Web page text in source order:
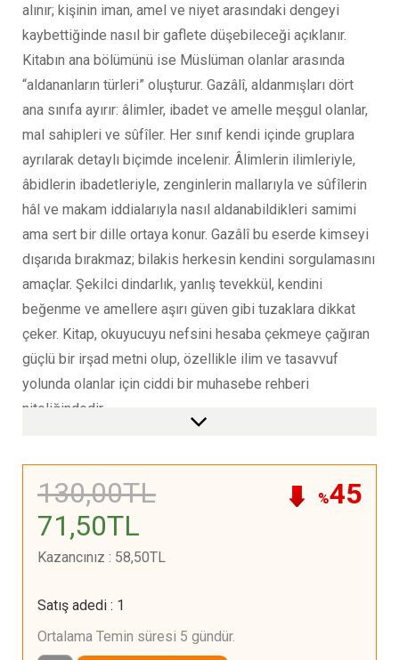
alınır; kişinin iman, amel ve niyet arasındaki dengeyi
kaybettiğinde nasıl bir gaflete düşebileceği açıklanır.
Kitabın ana bölümünü ise Müslüman olanlar arasında
“aldananların türleri” oluşturur. Gazâlî, aldanmışları dört
ana sınıfa ayırır: âlimler, ibadet ve amelle meşgul olanlar,
mal sahipleri ve sûfîler. Her sınıf kendi içinde gruplara
ayrılarak detaylı biçimde incelenir. Âlimlerin ilimleriyle,
âbidlerin ibadetleriyle, zenginlerin mallarıyla ve sûfîlerin
hâl ve makam iddialarıyla nasıl aldanabildikleri samimi
ama sert bir dille ortaya konur. Gazâlî bu eserde kimseyi
dışarıda bırakmaz; bilakis herkesin kendini sorgulamasını
amaçlar. Şekilci dindarlık, yanlış tevekkül, kendini
beğenme ve amellere aşırı güven gibi tuzaklara dikkat
çeker. Kitap, okuyucuyu nefsini hesaba çekmeye çağıran
güçlü bir irşad metni olup, özellikle ilim ve tasavvuf
yolunda olanlar için ciddi bir muhasebe rehberi
niteliğindedir..
%45
130,00TL
71 ,50TL
Kazancınız : 58,50TL
Satış adedi: 1
Ortalama Temin süresi 5 gündür.